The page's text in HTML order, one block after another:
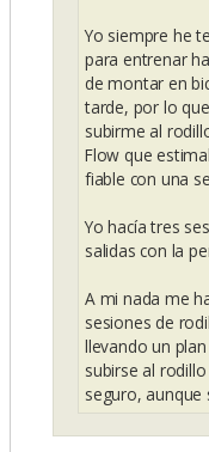
Yo siempre he
para entrenar
de montar en
tarde, por lo
subirme al
Flow que
fiable con una
Yo hacía tres
salidas con la
A mi nada me
sesiones de
llevando un
subirse al
seguro, aunque